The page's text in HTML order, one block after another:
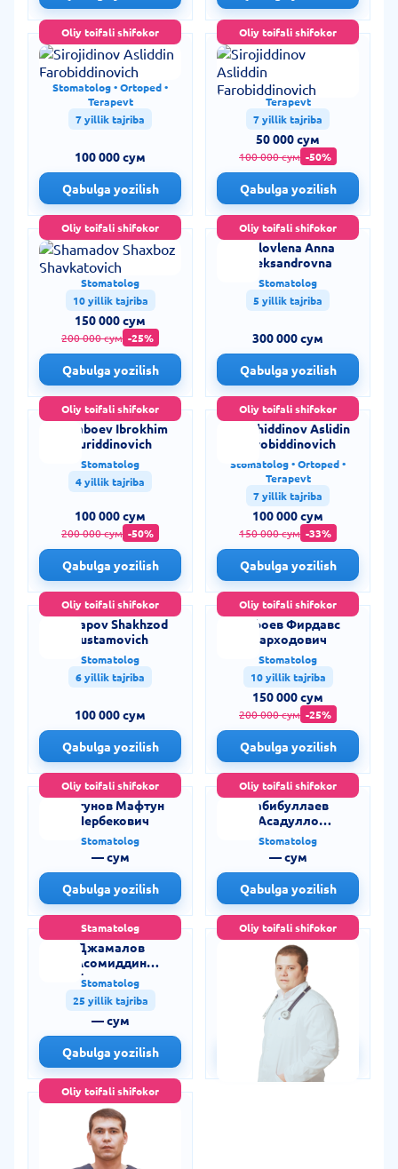
Oliy toifali shifokor
Sirojidinov Asliddin
Farobiddinovich
Stomatolog • Ortoped •
Terapevt
7 yillik tajriba
100 000 сум
Qabulga yozilish
Oliy toifali shifokor
Sirojiddinov Asliddin
Farobiddinovich
Stomatolog • Ortoped •
Terapevt
7 yillik tajriba
50 000 сум
100 000 сум -50%
Qabulga yozilish
Oliy toifali shifokor
Shamadov Shaxboz
Shavkatovich
Stomatolog
10 yillik tajriba
150 000 сум
200 000 сум -25%
Qabulga yozilish
Oliy toifali shifokor
Golovlena Anna
Aleksandrovna
Stomatolog
5 yillik tajriba
300 000 сум
Qabulga yozilish
Oliy toifali shifokor
Dadaboev Ibrokhim
Nuriddinovich
Stomatolog
4 yillik tajriba
100 000 сум
200 000 сум -50%
Qabulga yozilish
Oliy toifali shifokor
Sirozhiddinov Aslidin
Farobiddinovich
Stomatolog • Ortoped •
Terapevt
7 yillik tajriba
100 000 сум
150 000 сум -33%
Qabulga yozilish
Oliy toifali shifokor
Sharapov Shakhzod
Rustamovich
Stomatolog
6 yillik tajriba
100 000 сум
Qabulga yozilish
Oliy toifali shifokor
Вафоев Фирдавс
Фарходович
Stomatolog
10 yillik tajriba
150 000 сум
200 000 сум -25%
Qabulga yozilish
Oliy toifali shifokor
Тургунов Мафтун
Шербекович
Stomatolog
— сум
Qabulga yozilish
Oliy toifali shifokor
Хабибуллаев
Асадулло
Нусратуллаевич
Stomatolog
— сум
Qabulga yozilish
Stamatolog
Джамалов
Асомиддин
Джураевич
Stomatolog
25 yillik tajriba
— сум
Qabulga yozilish
Oliy toifali shifokor
Choriev Azizbek
Furkatovich
Stomatolog
— сум
Qabulga yozilish
Oliy toifali shifokor
Choriev Firdavs
Murodillaevich
Stomatolog
— сум